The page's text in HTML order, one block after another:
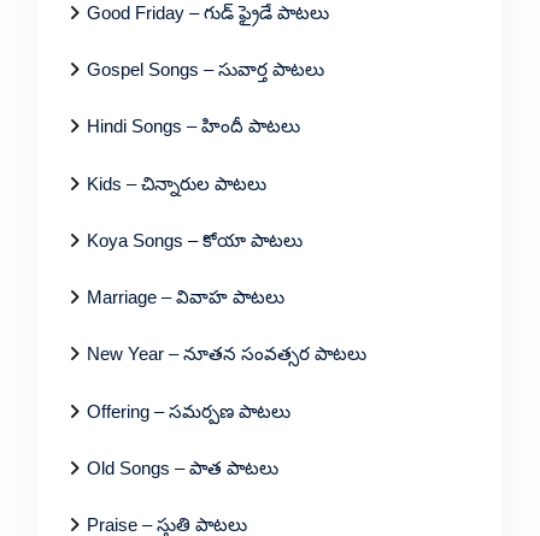
Good Friday – గుడ్ ఫ్రైడే పాటలు
Gospel Songs – సువార్త పాటలు
Hindi Songs – హిందీ పాటలు
Kids – చిన్నారుల పాటలు
Koya Songs – కోయా పాటలు
Marriage – వివాహ పాటలు
New Year – నూతన సంవత్సర పాటలు
Offering – సమర్పణ పాటలు
Old Songs – పాత పాటలు
Praise – స్తుతి పాటలు